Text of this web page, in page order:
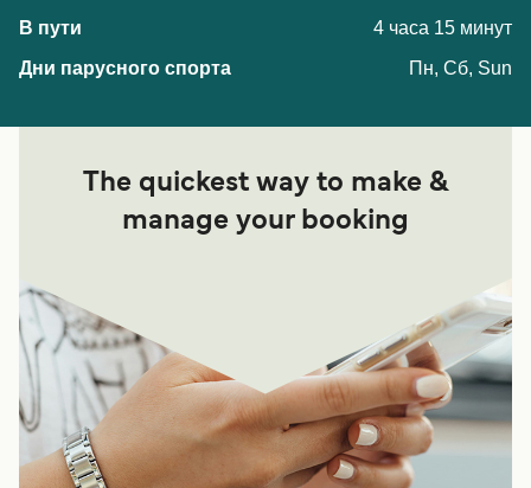
4 часа 15 минут
Пн, Сб, Sun
The quickest way to make &
manage your booking